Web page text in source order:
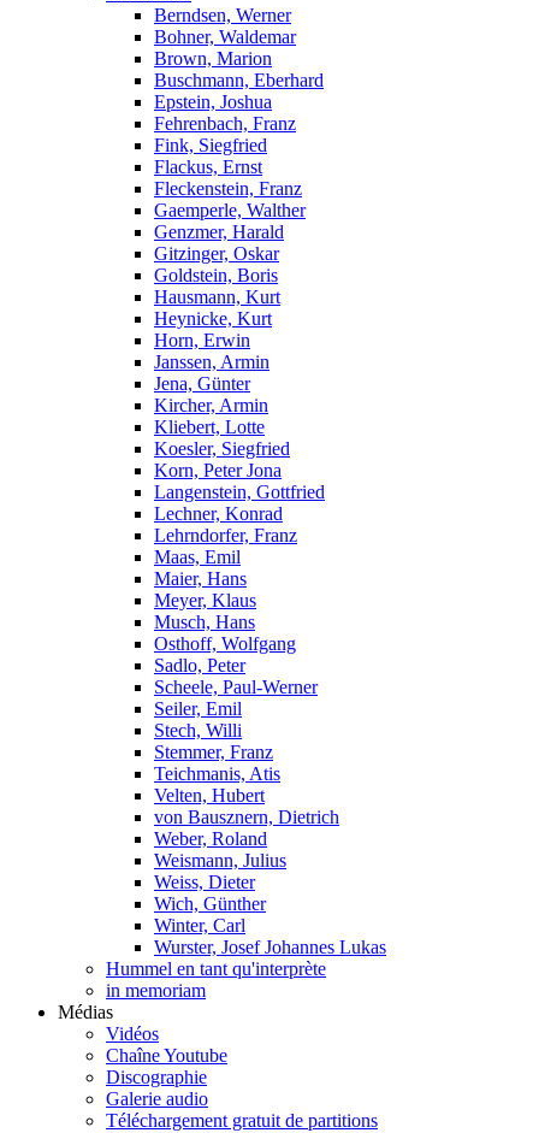
Berndsen, Werner
Bohner, Waldemar
Brown, Marion
Buschmann, Eberhard
Epstein, Joshua
Fehrenbach, Franz
Fink, Siegfried
Flackus, Ernst
Fleckenstein, Franz
Gaemperle, Walther
Genzmer, Harald
Gitzinger, Oskar
Goldstein, Boris
Hausmann, Kurt
Heynicke, Kurt
Horn, Erwin
Janssen, Armin
Jena, Günter
Kircher, Armin
Kliebert, Lotte
Koesler, Siegfried
Korn, Peter Jona
Langenstein, Gottfried
Lechner, Konrad
Lehrndorfer, Franz
Maas, Emil
Maier, Hans
Meyer, Klaus
Musch, Hans
Osthoff, Wolfgang
Sadlo, Peter
Scheele, Paul-Werner
Seiler, Emil
Stech, Willi
Stemmer, Franz
Teichmanis, Atis
Velten, Hubert
von Bausznern, Dietrich
Weber, Roland
Weismann, Julius
Weiss, Dieter
Wich, Günther
Winter, Carl
Wurster, Josef Johannes Lukas
Hummel en tant qu'interprète
in memoriam
Médias
Vidéos
Chaîne Youtube
Discographie
Galerie audio
Téléchargement gratuit de partitions